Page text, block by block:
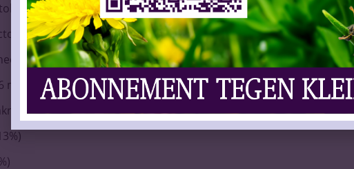
(-30%)
(-10%)
(-19%)
miljoen hectoliter (-4%)
4,42 miljoen hectoliter (-12%)